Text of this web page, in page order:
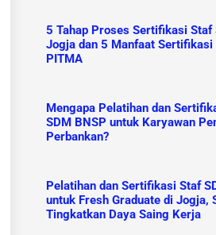
5 Tahap Proses Sertifikasi Staf
Jogja dan 5 Manfaat Sertifikasi
PITMA
Mengapa Pelatihan dan
SDM BNSP untuk Karyawan
Perbankan?
Pelatihan dan Sertifikasi Staf
untuk Fresh Graduate di Jogja,
Tingkatkan Daya Saing Kerja